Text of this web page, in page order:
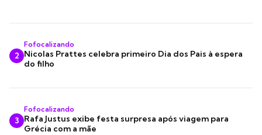
2
Fofocalizando
Nicolas Prattes celebra primeiro Dia dos Pais à espera
do filho
3
Fofocalizando
Rafa Justus exibe festa surpresa após viagem para
Grécia com a mãe